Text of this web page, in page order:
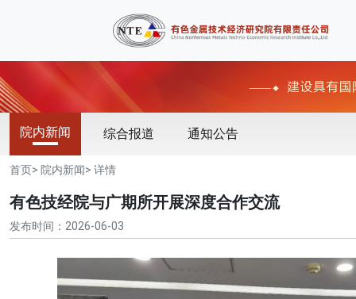
院内新闻 综合报道 通知公告
首页> 院内新闻> 详情
有色技经院与广期所开展深度合作交流
发布时间：2026-06-03